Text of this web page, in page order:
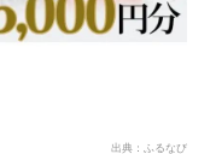
出典：ふるなび